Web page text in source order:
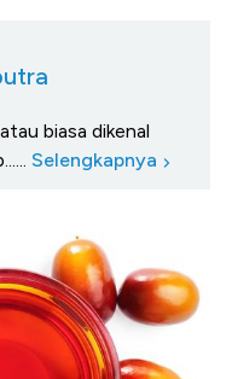
biasa dikenal
Selengkapnya